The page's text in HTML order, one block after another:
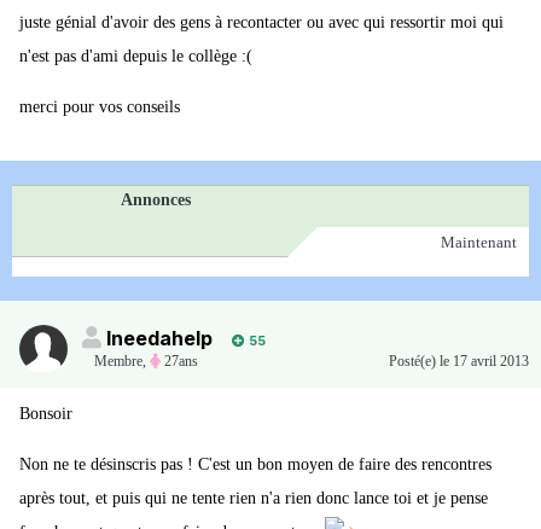
juste génial d'avoir des gens à recontacter ou avec qui ressortir moi qui
n'est pas d'ami depuis le collège :(
merci pour vos conseils
Annonces
Maintenant
Ineedahelp
55
Membre, 27ans Posté(e) le 17 avril 2013
Bonsoir
Non ne te désinscris pas ! C'est un bon moyen de faire des rencontres
après tout, et puis qui ne tente rien n'a rien donc lance toi et je pense